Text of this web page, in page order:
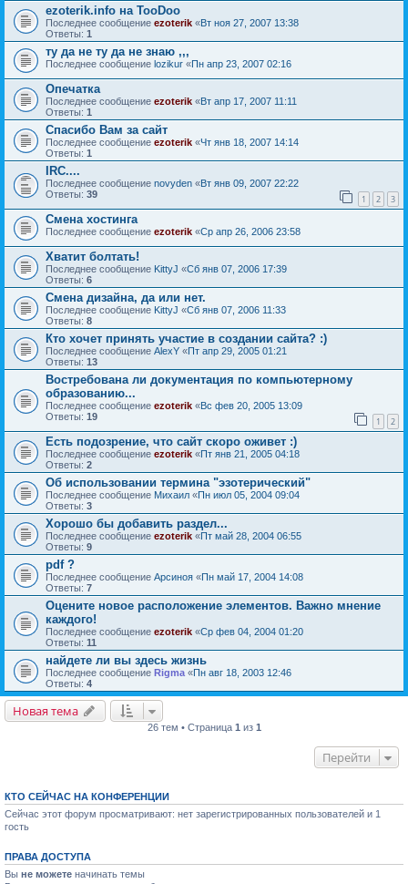
ezoterik.info на TooDoo
Последнее сообщение ezoterik «Вт ноя 27, 2007 13:38
Ответы: 1
ту да не ту да не знаю ,,,
Последнее сообщение lozikur «Пн апр 23, 2007 02:16
Опечатка
Последнее сообщение ezoterik «Вт апр 17, 2007 11:11
Ответы: 1
Спасибо Вам за сайт
Последнее сообщение ezoterik «Чт янв 18, 2007 14:14
Ответы: 1
IRC....
Последнее сообщение novyden «Вт янв 09, 2007 22:22
Ответы: 39 1 2 3
Смена хостинга
Последнее сообщение ezoterik «Ср апр 26, 2006 23:58
Хватит болтать!
Последнее сообщение KittyJ «Сб янв 07, 2006 17:39
Ответы: 6
Смена дизайна, да или нет.
Последнее сообщение KittyJ «Сб янв 07, 2006 11:33
Ответы: 8
Кто хочет принять участие в создании сайта? :)
Последнее сообщение AlexY «Пт апр 29, 2005 01:21
Ответы: 13
Востребована ли документация по компьютерному
образованию...
Последнее сообщение ezoterik «Вс фев 20, 2005 13:09
Ответы: 19 1 2
Есть подозрение, что сайт скоро оживет :)
Последнее сообщение ezoterik «Пт янв 21, 2005 04:18
Ответы: 2
Об использовании термина "эзотерический"
Последнее сообщение Михаил «Пн июл 05, 2004 09:04
Ответы: 3
Хорошо бы добавить раздел...
Последнее сообщение ezoterik «Пт май 28, 2004 06:55
Ответы: 9
pdf ?
Последнее сообщение Арсиноя «Пн май 17, 2004 14:08
Ответы: 7
Оцените новое расположение элементов. Важно мнение
каждого!
Последнее сообщение ezoterik «Ср фев 04, 2004 01:20
Ответы: 11
найдете ли вы здесь жизнь
Последнее сообщение Rigma «Пн авг 18, 2003 12:46
Ответы: 4
Новая тема
26 тем • Страница 1 из 1
Перейти
КТО СЕЙЧАС НА КОНФЕРЕНЦИИ
Сейчас этот форум просматривают: нет зарегистрированных пользователей и 1
гость
ПРАВА ДОСТУПА
Вы не можете начинать темы